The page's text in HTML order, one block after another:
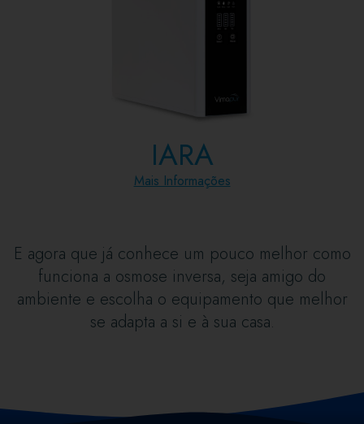
IARA
Mais Informações
E agora que já conhece um pouco melhor como
funciona a osmose inversa, seja amigo do
ambiente e escolha o equipamento que melhor
se adapta a si e à sua casa.